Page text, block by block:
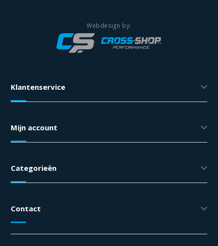
Klantenservice
Mijn account
Categorieën
Contact